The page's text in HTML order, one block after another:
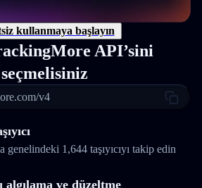
kullanmaya başlayın
API’sini
seçmelisiniz
v4
1,644 taşıyıcıyı takip edin
algılama ve düzeltme